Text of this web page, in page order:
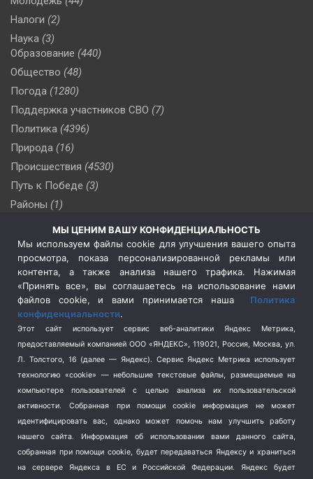
Налоги (2)
Наука (3)
Образование (440)
Общество (48)
Погода (1280)
Поддержка участников СВО (7)
Политика (4396)
Природа (16)
Происшествия (4530)
Путь к Победе (3)
Районы (1)
(510)
Сельское хозяйство (3)
Социальная политика
(3)
Спецоперация в Украине
Спецоперация на Украине
(404)
Спорт (740)
Терроризм (1)
Транспорт (262)
Туризм (178)
Флот (76)
Школа и спорт (2)
Экология (8)
МЫ ЦЕНИМ ВАШУ КОНФИДЕНЦИАЛЬНОСТЬ
Мы используем файлы cookie для улучшения вашего опыта
просмотра, показа персонализированной рекламы или
контента, а также анализа нашего трафика. Нажимая
«Принять все», вы соглашаетесь на использование нами
файлов cookie, и вами принимается наша Политика
конфиденциальности.
Этот сайт использует сервис веб-аналитики Яндекс Метрика,
предоставляемый компанией ООО «ЯНДЕКС», 119021, Россия, Москва, ул.
Л. Толстого, 16 (далее — Яндекс). Сервис Яндекс Метрика использует
технологию «cookie» — небольшие текстовые файлы, размещаемые на
компьютере пользователей с целью анализа их пользовательской
активности.
Собранная при помощи cookie информация не может
идентифицировать вас, однако может помочь нам улучшить работу
нашего сайта. Информация об использовании вами данного сайта,
собранная при помощи cookie, будет передаваться Яндексу и храниться
на сервере Яндекса в ЕС и Российской Федерации. Яндекс будет